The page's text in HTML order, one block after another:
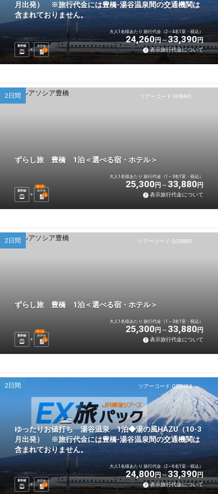
月出発） ※旅行代金には豊橋-湯谷温泉間の交通機関は
含まれておりません。
新幹線
ホテル
1 泊
大人1名様あたり 旅行代金（2～4名1室・税込）
24,260円 33,390円
表示旅行代金について
ツアーコード N98441
2日間
ずらし旅 豊橋 1泊＜選べる宿・ホテル＞
新幹線 ホテル
選べる
1 泊
大人1名様あたり 旅行代金（1～3名1室・税込）
25,300 円 33,880 円
表示旅行代金について
ツアーコード Q02NBR
2日間
ずらし旅 豊橋 1泊＜選べる宿・ホテル＞
新幹線 ホテル
選べる
1 泊
大人1名様あたり 旅行代金（1～3名1室・税込）
25,300 円 33,880 円
表示旅行代金について
ツアーコード Q02NK4
2日間
ゆったりお値打ち 湯谷温泉 1泊◆湯の風HAZU（10-3
月出発） ※旅行代金には豊橋-湯谷温泉間の交通機関は
含まれておりません。
新幹線
ホテル
1 泊
大人1名様あたり 旅行代金（2～6名1室・税込）
24,800円 33,390円
表示旅行代金について